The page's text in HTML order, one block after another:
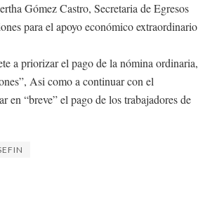
Gómez Castro, Secretaria de Egresos
para el apoyo económico extraordinario
a priorizar el pago de la nómina ordinaria,
Asi como a continuar con el
en “breve” el pago de los trabajadores de